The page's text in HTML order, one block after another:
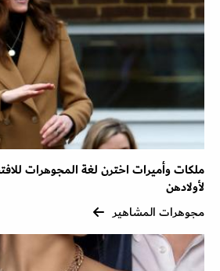
ملكات وأميرات اخترن لغة المجوهرات
لأولادهن
مجوهرات المشاهير